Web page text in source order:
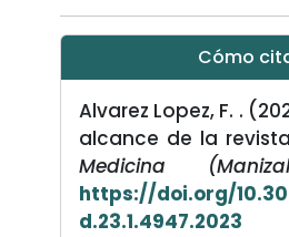
Cómo
Alvarez Lopez, F. .
alcance de la
Medicina
https://doi.org/
d.23.1.4947.2023